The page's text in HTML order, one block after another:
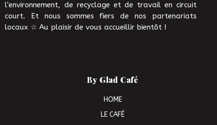
l’environnement, de recyclage et de travail en circuit
court. Et nous sommes fiers de nos partenariats
locaux ☆ Au plaisir de vous accueillir bientôt !
By Glad Café
HOME
LE CAFÉ